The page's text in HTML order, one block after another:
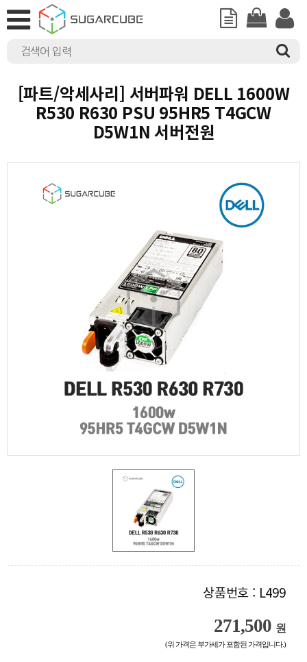
[파트/악세사리] 서버파워 DELL 1600W
R530 R630 PSU 95HR5 T4GCW
D5W1N 서버전원
상품번호 : L499
271,500 원
(위 가격은 부가세가 포함된 가격입니다.)